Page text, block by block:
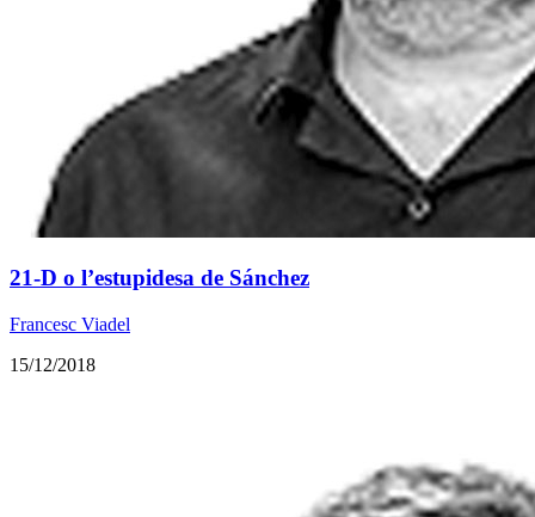
21-D o l’estupidesa de Sánchez
Francesc Viadel
15/12/2018